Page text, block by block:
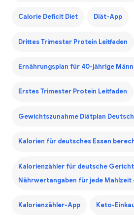
Calorie Deficit Diet Diät-App
Drittes Trimester Protein Leitfaden
Ernährungsplan für 40-jährige
Erstes Trimester Protein Leitfaden
Gewichtszunahme Diätplan
Kalorien für deutsches Essen
Kalorienzähler für deutsche
Nährwertangaben für jede Mahlzeit
Kalorienzähler-App Keto-